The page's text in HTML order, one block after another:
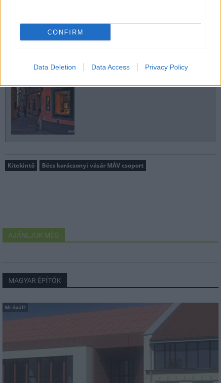
CONFIRM
Data Deletion Data Access Privacy Policy
Kitekintő Bécs karácsonyi vásár MÁV csoport
AJÁNLJUK MÉG
MAGYAR ÉPÍTŐK
Mi épül?